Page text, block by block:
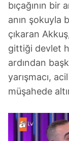
bıçağının bir
anın şokuyla
çıkaran
gittiği devlet
ardından
yarışmacı,
müşahede